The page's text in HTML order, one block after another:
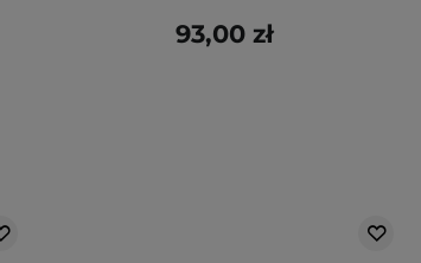
93,00 zł